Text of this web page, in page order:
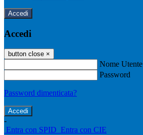
Accedi
Accedi
button close ×
Nome Utente
Password
Password dimenticata?
-
Entra con SPID Entra con CIE